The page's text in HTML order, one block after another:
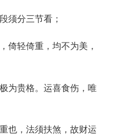
须分三节看；
倚轻倚重，均不为美，
为贵格。运喜食伤，唯
也，法须扶煞，故财运